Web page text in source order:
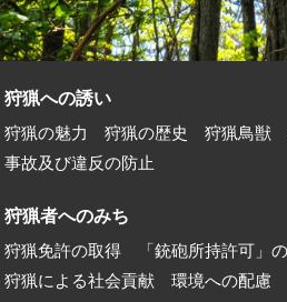
狩猟への誘い
狩猟の魅力 狩猟の歴史 狩猟鳥獣
事故及び違反の防止
狩猟者へのみち
狩猟免許の取得 「銃砲所持許可」
狩猟による社会貢献
環境への配慮